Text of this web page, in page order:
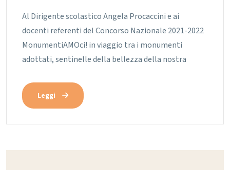
Al Dirigente scolastico Angela Procaccini e ai
docenti referenti del Concorso Nazionale 2021-2022
MonumentiAMOci! in viaggio tra i monumenti
adottati, sentinelle della bellezza della nostra
Leggi